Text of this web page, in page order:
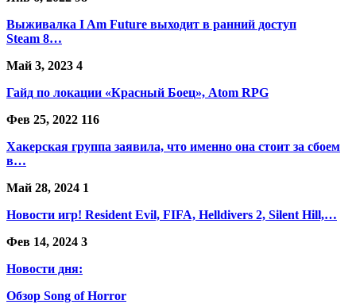
Выживалка I Am Future выходит в ранний доступ
Steam 8…
Май 3, 2023 4
Гайд по локации «Красный Боец», Atom RPG
Фев 25, 2022 116
Хакерская группа заявила, что именно она стоит за сбоем
в…
Май 28, 2024 1
Новости игр! Resident Evil, FIFA, Helldivers 2, Silent Hill,…
Фев 14, 2024 3
Новости дня:
Обзор Song of Horror